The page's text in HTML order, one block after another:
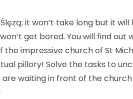
it won’t take long but it
get bored. You will find out
impressive church of St
pillory! Solve the tasks to
waiting in front of the